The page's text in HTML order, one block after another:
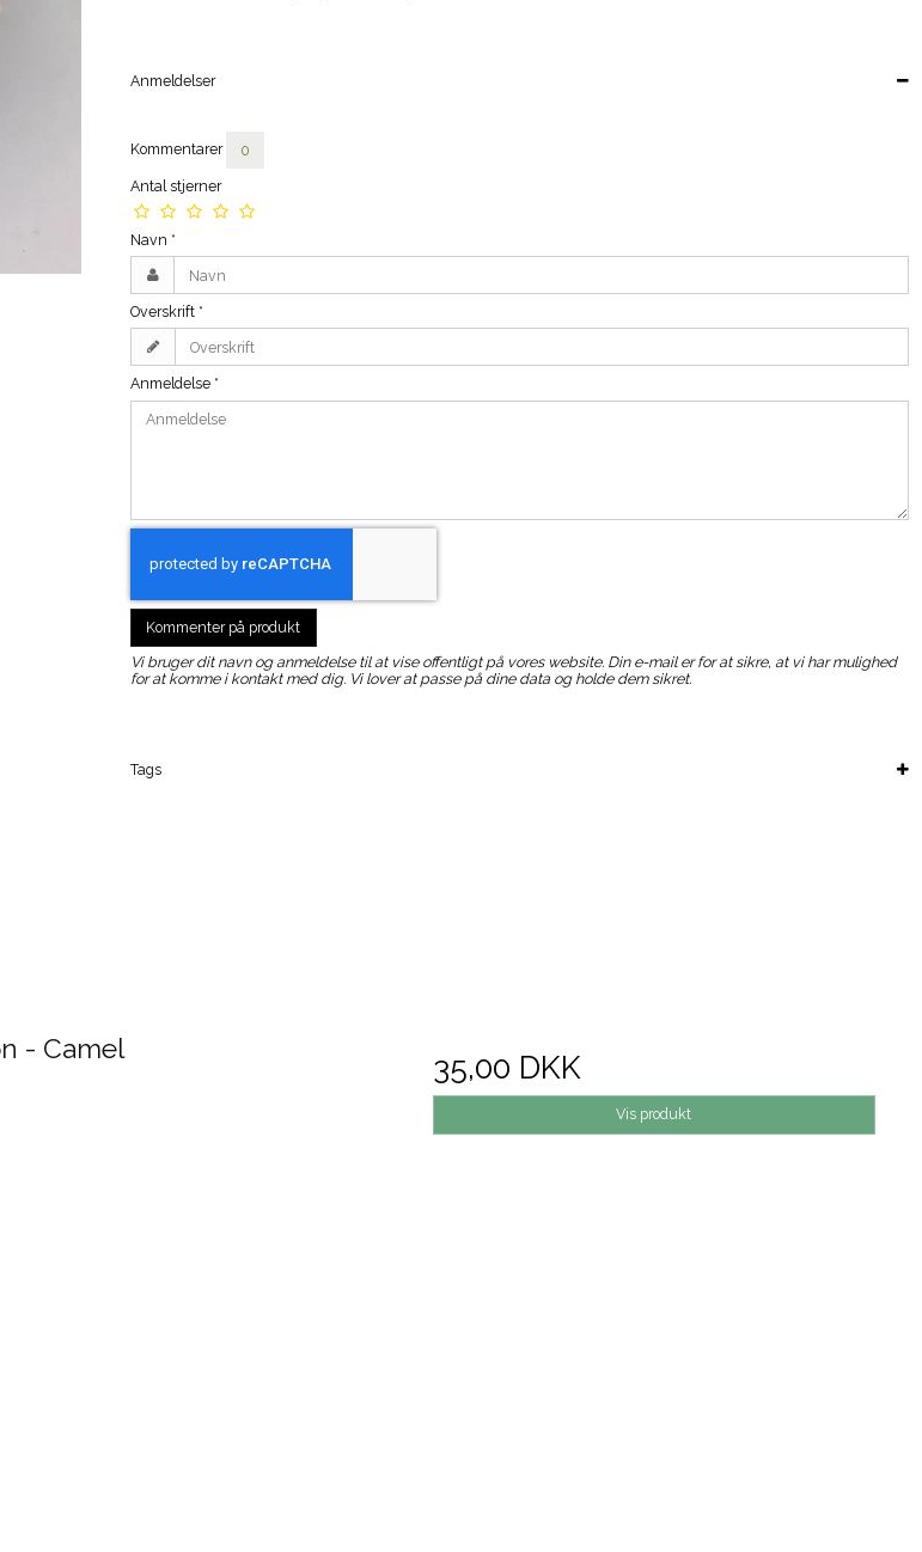
Anmeldelser
Kommentarer
0
Antal stjerner
Navn *
Overskrift *
Anmeldelse *
Kommenter på produkt
Vi bruger dit navn og anmeldelse til at vise offentligt på vores website. Din e-mail er for at sikre, at vi har mulighed
for at komme i kontakt med dig. Vi lover at passe på dine data og holde dem sikret.
Tags
- Camel 35,00 DKK
Vis produkt